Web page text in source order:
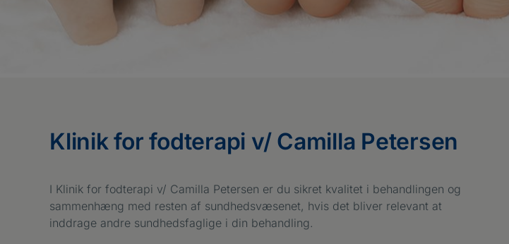
Klinik for fodterapi v/ Camilla Petersen
I Klinik for fodterapi v/ Camilla Petersen er du sikret kvalitet i behandlingen og
sammenhæng med resten af sundhedsvæsenet, hvis det bliver relevant at
inddrage andre sundhedsfaglige i din behandling.